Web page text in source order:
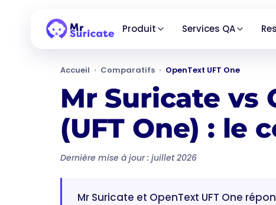
Produit Services QA
Accueil › Comparatifs › OpenText UFT One
Mr Suricate vs
(UFT One) : le
Dernière mise à jour : juillet 2026
Mr Suricate et OpenText UFT One